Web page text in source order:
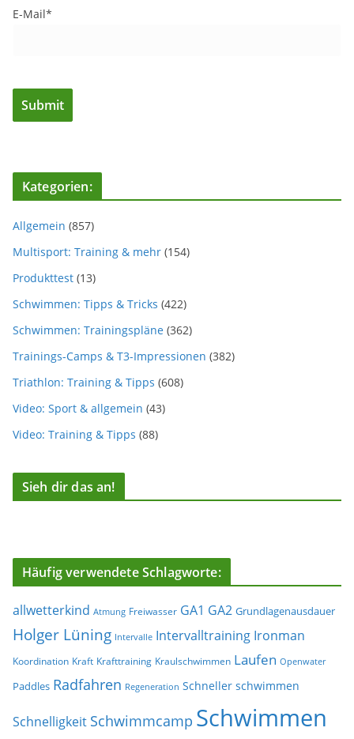
E-Mail*
Kategorien:
Allgemein (857)
Multisport: Training & mehr (154)
Produkttest (13)
Schwimmen: Tipps & Tricks (422)
Schwimmen: Trainingspläne (362)
Trainings-Camps & T3-Impressionen (382)
Triathlon: Training & Tipps (608)
Video: Sport & allgemein (43)
Video: Training & Tipps (88)
Sieh dir das an!
Häufig verwendete Schlagworte:
allwetterkind Atmung Freiwasser GA1 GA2 Grundlagenausdauer
Holger Lüning Intervalle Intervalltraining Ironman
Koordination Kraft Krafttraining Kraulschwimmen Laufen Openwater
Paddles Radfahren Regeneration Schneller schwimmen
Schnelligkeit Schwimmcamp Schwimmen